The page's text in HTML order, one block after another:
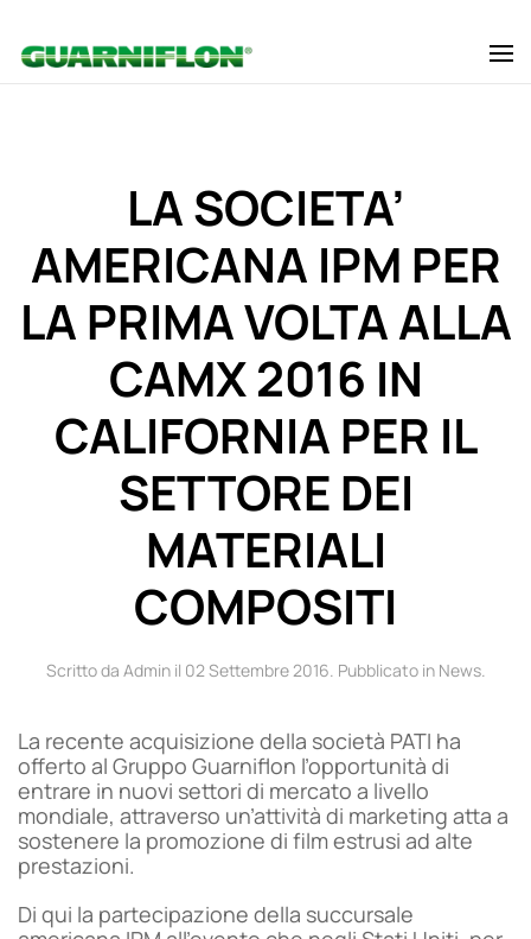
Skip to main content
LA SOCIETA’
AMERICANA IPM PER
LA PRIMA VOLTA ALLA
CAMX 2016 IN
CALIFORNIA PER IL
SETTORE DEI
MATERIALI
COMPOSITI
Scritto da Admin il 02 Settembre 2016. Pubblicato in News.
La recente acquisizione della società PATI ha
offerto al Gruppo Guarniflon l’opportunità di
entrare in nuovi settori di mercato a livello
mondiale, attraverso un’attività di marketing atta a
sostenere la promozione di film estrusi ad alte
prestazioni.
Di qui la partecipazione della succursale